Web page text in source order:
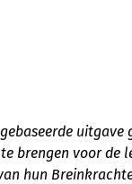
uitgave
brengen voor de
hun